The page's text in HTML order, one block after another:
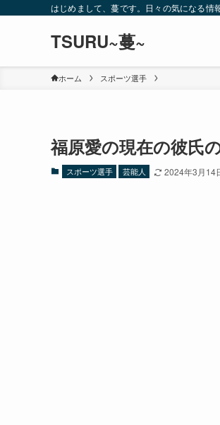
はじめまして、蔓です。日々の気になる情
TSURU~蔓~
ホーム スポーツ選手
福原愛の現在の彼氏
スポーツ選手 芸能人 2024年3月14